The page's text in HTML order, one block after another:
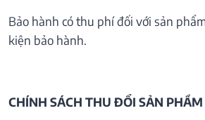
Bảo hành có thu phí đối với sản
kiện bảo hành.
CHÍNH SÁCH THU ĐỔI SẢN